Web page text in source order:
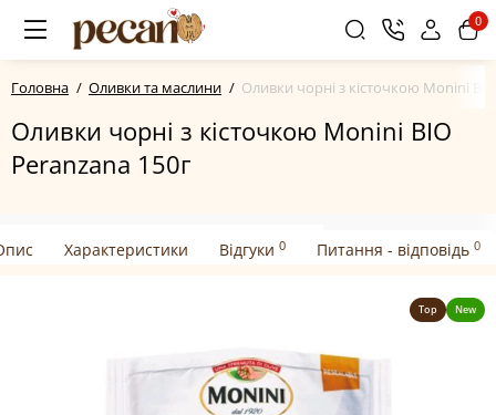
0
Головна Оливки та маслини Оливки чорні з кісточкою Monini
Оливки чорні з кісточкою Monini BIO
Peranzana 150г
Характеристики Відгуки 0 Питання - відповідь 0
Top New